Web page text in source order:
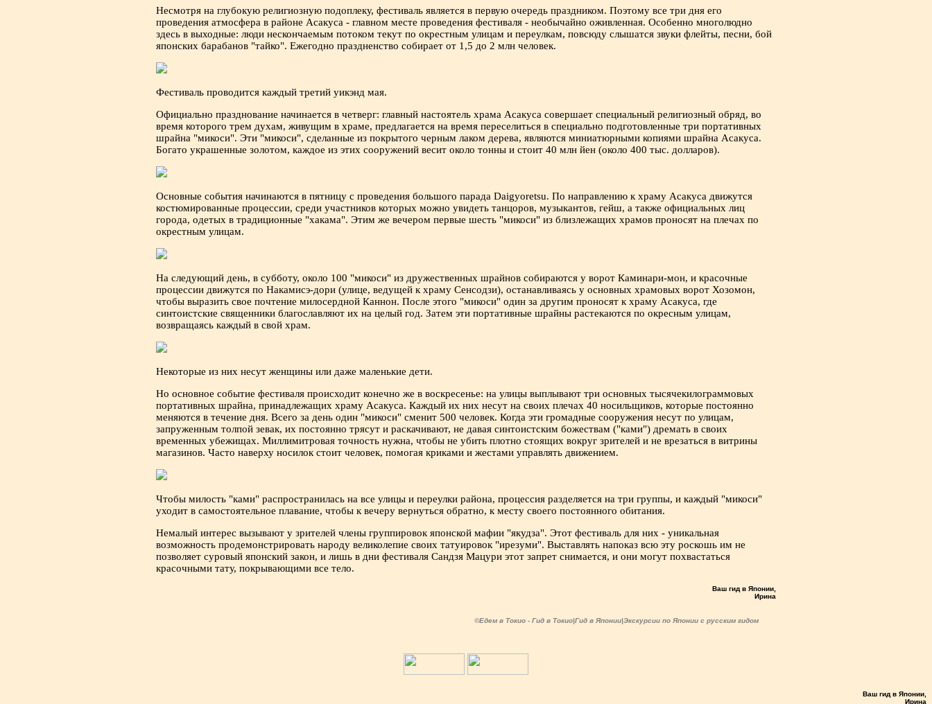
Несмотря на глубокую религиозную подоплеку, фестиваль является в первую очередь праздником. Поэтому все три дня его
проведения атмосфера в районе Асакуса - главном месте проведения фестиваля - необычайно оживленная. Особенно многолюдно
здесь в выходные: люди нескончаемым потоком текут по окрестным улицам и переулкам, повсюду слышатся звуки флейты, песни, бой
японских барабанов "тайко". Ежегодно праздненство собирает от 1,5 до 2 млн человек.
Фестиваль проводится каждый третий уикэнд мая.
Официально празднование начинается в четверг: главный настоятель храма Асакуса совершает специальный религиозный обряд, во
время которого трем духам, живущим в храме, предлагается на время переселиться в специально подготовленные три портативных
шрайна "микоси". Эти "микоси", сделанные из покрытого черным лаком дерева, являются миниатюрными копиями шрайна Асакуса.
Богато украшенные золотом, каждое из этих сооружений весит около тонны и стоит 40 млн йен (около 400 тыс. долларов).
Основные события начинаются в пятницу с проведения большого парада Daigyoretsu. По направлению к храму Асакуса движутся
костюмированные процессии, среди участников которых можно увидеть танцоров, музыкантов, гейш, а также официальных лиц
города, одетых в традиционные "хакама". Этим же вечером первые шесть "микоси" из близлежащих храмов проносят на плечах по
окрестным улицам.
На следующий день, в субботу, около 100 "микоси" из дружественных шрайнов собираются у ворот Каминари-мон, и красочные
процессии движутся по Накамисэ-дори (улице, ведущей к храму Сенсодзи), останавливаясь у основных храмовых ворот Хозомон,
чтобы выразить свое почтение милосердной Каннон. После этого "микоси" один за другим проносят к храму Асакуса, где
синтоистские священники благославляют их на целый год. Затем эти портативные шрайны растекаются по окресным улицам,
возвращаясь каждый в свой храм.
Некоторые из них несут женщины или даже маленькие дети.
Но основное событие фестиваля происходит конечно же в воскресенье: на улицы выплывают три основных тысячекилограммовых
портативных шрайна, принадлежащих храму Асакуса. Каждый их них несут на своих плечах 40 носильщиков, которые постоянно
меняются в течение дня. Всего за день один "микоси" сменит 500 человек. Когда эти громадные сооружения несут по улицам,
запруженным толпой зевак, их постоянно трясут и раскачивают, не давая синтоистским божествам ("ками") дремать в своих
временных убежищах. Миллимитровая точность нужна, чтобы не убить плотно стоящих вокруг зрителей и не врезаться в витрины
магазинов. Часто наверху носилок стоит человек, помогая криками и жестами управлять движением.
Чтобы милость "ками" распространилась на все улицы и переулки района, процессия разделяется на три группы, и каждый "микоси"
уходит в самостоятельное плавание, чтобы к вечеру вернуться обратно, к месту своего постоянного обитания.
Немалый интерес вызывают у зрителей члены группировок японской мафии "якудза". Этот фестиваль для них - уникальная
возможность продемонстрировать народу великолепие своих татуировок "ирезуми". Выставлять напоказ всю эту роскошь им не
позволяет суровый японский закон, и лишь в дни фестиваля Сандзя Мацури этот запрет снимается, и они могут похвастаться
красочными тату, покрывающими все тело.
Ваш гид в Японии,
Ирина
©Едем в Токио - Гид в Токио|Гид в Японии|Экскурсии по Японии с русским гидом
Ваш гид в Японии,
Ирина